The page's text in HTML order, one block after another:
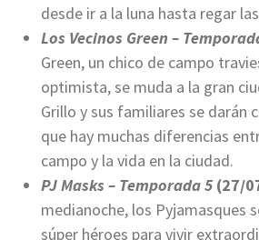
desde ir a la luna hasta regar
Los Vecinos Green –
Green, un chico de campo
optimista, se muda a la gran
Grillo y sus familiares se darán
que hay muchas diferencias
campo y la vida en la ciudad.
PJ Masks– Temporada 5 (27/
medianoche, los Pyjamasques
súper héroes para vivir